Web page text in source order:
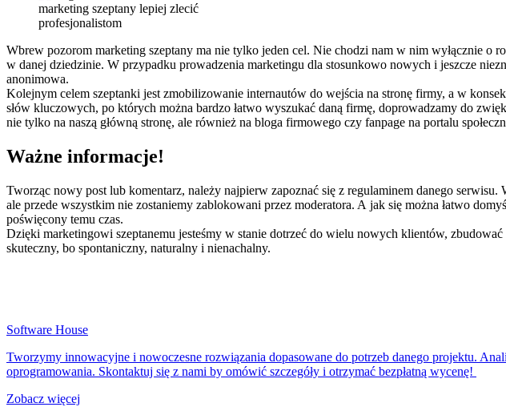
marketing szeptany lepiej zlecić
profesjonalistom
Wbrew pozorom marketing szeptany ma nie tylko jeden cel. Nie chodzi nam w nim wyłącznie
w danej dziedzinie. W przypadku prowadzenia marketingu dla stosunkowo nowych i jeszcze
anonimowa.
Kolejnym celem szeptanki jest zmobilizowanie internautów do wejścia na stronę firmy, a w
słów kluczowych, po których można bardzo łatwo wyszukać daną firmę, doprowadzamy do
nie tylko na naszą główną stronę, ale również na bloga firmowego czy fanpage na portalu
Ważne informacje!
Tworząc nowy post lub komentarz, należy najpierw zapoznać się z regulaminem danego
ale przede wszystkim nie zostaniemy zablokowani przez moderatora. A jak się można łatwo
poświęcony temu czas.
Dzięki marketingowi szeptanemu jesteśmy w stanie dotrzeć do wielu nowych klientów,
skuteczny, bo spontaniczny, naturalny i nienachalny.
Software House
Tworzymy innowacyjne i nowoczesne rozwiązania dopasowane do potrzeb danego projektu.
oprogramowania. Skontaktuj się z nami by omówić szczegóły i otrzymać bezpłatną wycenę!
Zobacz więcej